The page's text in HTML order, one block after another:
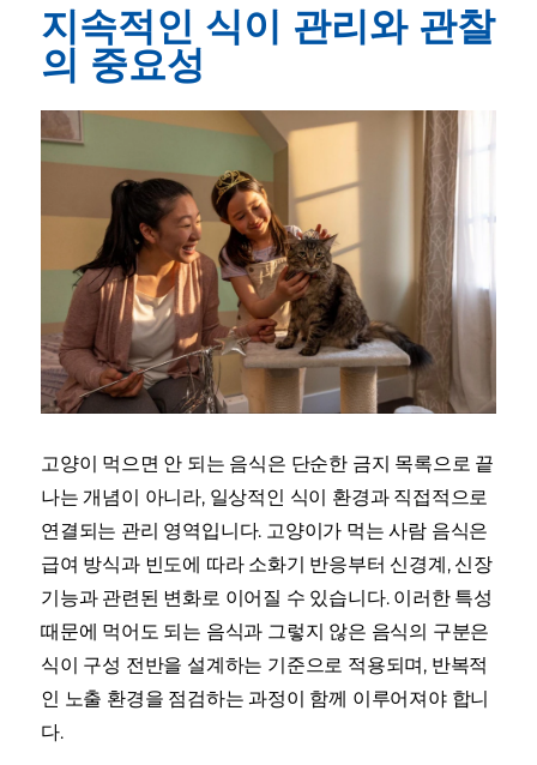
지속적인 식이 관리와 관찰
의 중요성
고양이 먹으면 안 되는 음식은 단순한 금지 목록으로 끝
나는 개념이 아니라, 일상적인 식이 환경과 직접적으로
연결되는 관리 영역입니다. 고양이가 먹는 사람 음식은
급여 방식과 빈도에 따라 소화기 반응부터 신경계, 신장
기능과 관련된 변화로 이어질 수 있습니다. 이러한 특성
때문에 먹어도 되는 음식과 그렇지 않은 음식의 구분은
식이 구성 전반을 설계하는 기준으로 적용되며, 반복적
인 노출 환경을 점검하는 과정이 함께 이루어져야 합니
다.